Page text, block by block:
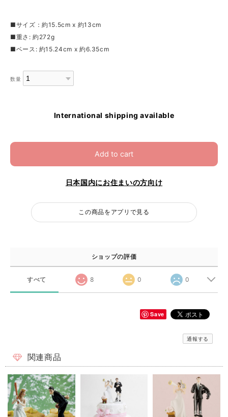
■サイズ：約15.5cm x 約13cm
■重さ: 約272g
■ベース: 約15.24cm x 約6.35cm
数量
International shipping available
Add to cart
日本国内にお住まいの方向け
この商品をアプリで見る
ショップの評価
すべて 8 0 0
Save
通報する
関連商品